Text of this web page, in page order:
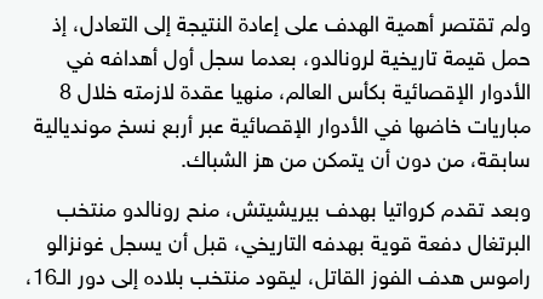
ولم تقتصر أهمية الهدف على إعادة النتيجة إلى التعادل، إذ
حمل قيمة تاريخية لرونالدو، بعدما سجل أول أهدافه في
الأدوار الإقصائية بكأس العالم، منهيا عقدة لازمته خلال 8
مباريات خاضها في الأدوار الإقصائية عبر أربع نسخ مونديالية
سابقة، من دون أن يتمكن من هز الشباك.
وبعد تقدم كرواتيا بهدف بيريشيتش، منح رونالدو منتخب
البرتغال دفعة قوية بهدفه التاريخي، قبل أن يسجل غونزالو
راموس هدف الفوز القاتل، ليقود منتخب بلاده إلى دور الـ16،